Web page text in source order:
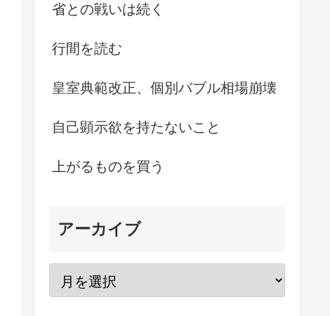
省との戦いは続く
行間を読む
皇室典範改正、個別バブル相場崩壊
自己顕示欲を持たないこと
上がるものを買う
アーカイブ